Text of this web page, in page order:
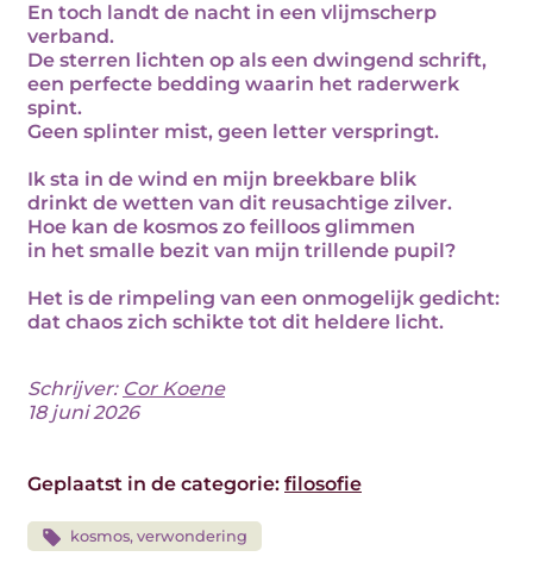
En toch landt de nacht in een vlijmscherp
verband.
De sterren lichten op als een dwingend schrift,
een perfecte bedding waarin het raderwerk
spint.
Geen splinter mist, geen letter verspringt.
Ik sta in de wind en mijn breekbare blik
drinkt de wetten van dit reusachtige zilver.
Hoe kan de kosmos zo feilloos glimmen
in het smalle bezit van mijn trillende pupil?
Het is de rimpeling van een onmogelijk gedicht:
dat chaos zich schikte tot dit heldere licht.
Schrijver: Cor Koene
18 juni 2026
Geplaatst in de categorie: filosofie
kosmos, verwondering